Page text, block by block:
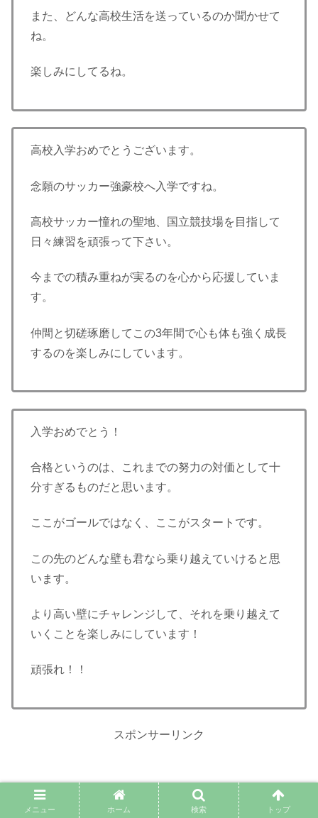
また、どんな高校生活を送っているのか聞かせて
ね。
楽しみにしてるね。
高校入学おめでとうございます。
念願のサッカー強豪校へ入学ですね。
高校サッカー憧れの聖地、国立競技場を目指して
日々練習を頑張って下さい。
今までの積み重ねが実るのを心から応援していま
す。
仲間と切磋琢磨してこの3年間で心も体も強く成長
するのを楽しみにしています。
入学おめでとう！
合格というのは、これまでの努力の対価として十
分すぎるものだと思います。
ここがゴールではなく、ここがスタートです。
この先のどんな壁も君なら乗り越えていけると思
います。
より高い壁にチャレンジして、それを乗り越えて
いくことを楽しみにしています！
頑張れ！！
スポンサーリンク
メニュー ホーム 検索 トップ